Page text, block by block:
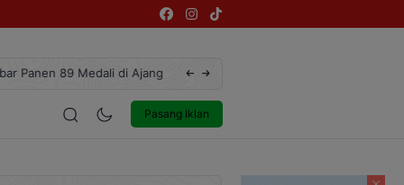
Rektor Unda Cup 2025 Terekam CCTV, Pelaku Curanmor di
Pasang Iklan
Entertainment